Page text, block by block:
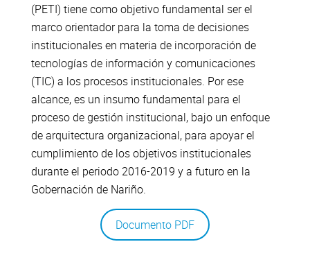
(PETI) tiene como objetivo fundamental ser el
marco orientador para la toma de decisiones
institucionales en materia de incorporación de
tecnologías de información y comunicaciones
(TIC) a los procesos institucionales. Por ese
alcance, es un insumo fundamental para el
proceso de gestión institucional, bajo un enfoque
de arquitectura organizacional, para apoyar el
cumplimiento de los objetivos institucionales
durante el periodo 2016-2019 y a futuro en la
Gobernación de Nariño.
Documento PDF